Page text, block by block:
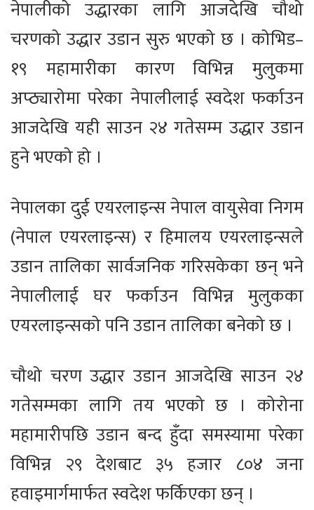
नेपालीको उद्धारका लागि आजदेखि चौथो
चरणको उद्धार उडान सुरु भएको छ । कोभिड–
१९ महामारीका कारण विभिन्न मुलुकमा
अप्ठ्यारोमा परेका नेपालीलाई स्वदेश फर्काउन
आजदेखि यही साउन २४ गतेसम्म उद्धार उडान
हुने भएको हो ।
नेपालका दुई एयरलाइन्स नेपाल वायुसेवा निगम
(नेपाल एयरलाइन्स) र हिमालय एयरलाइन्सले
उडान तालिका सार्वजनिक गरिसकेका छन् भने
नेपालीलाई घर फर्काउन विभिन्न मुलुकका
एयरलाइन्सको पनि उडान तालिका बनेको छ ।
चौथो चरण उद्धार उडान आजदेखि साउन २४
गतेसम्मका लागि तय भएको छ । कोरोना
महामारीपछि उडान बन्द हुँदा समस्यामा परेका
विभिन्न २९ देशबाट ३५ हजार ८०४ जना
हवाइमार्गमार्फत स्वदेश फर्किएका छन् ।